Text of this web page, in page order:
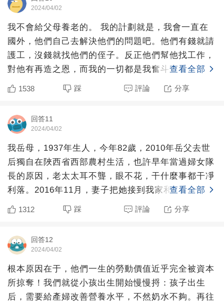
2024/04/02
我不會給父母養老的。 我的計劃就是，我會一直在
國外，他們自己去解決他們的問題吧。他們有錢就請
護工，沒錢就找他們的侄子。反正他們幫他找工作，
對他有再造之恩，而我的一切都是我奮斗來的。肯定
會被罵，不過我會
查看全部
1538 踩 評論 分享
回答11
2024/04/02
我岳母，1937年生人，今年82歲，2010年岳父去世
后獨自在陜西省西部農村生活，也許早年當過婦女隊
長的原因，老太太耳不聾，眼不花，干什麼事都干凈
利落。2016年11月，妻子把她接到我家和我們共同
生活
查看全部
1312 踩 評論 分享
回答12
2024/04/02
根本原因在于，他們一生的勞動價值近乎完全被資本
所掠奪！我們就從小孩出生開始慢慢捋：孩子出生
后，需要給產婦改善營養水平，不然奶水不夠。再往